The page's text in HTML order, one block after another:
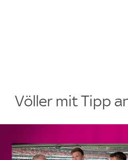
Völler mit Tipp